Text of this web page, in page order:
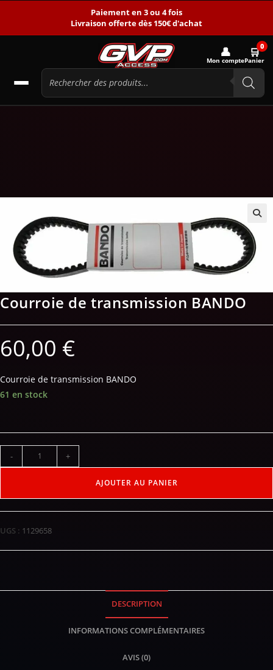
Paiement en 3 ou 4 fois
Livraison offerte dès 150€ d'achat
👤
Mon compte
🛒0
Panier
Courroie de transmission BANDO
60,00 €
Courroie de transmission BANDO
61 en stock
- +
AJOUTER AU PANIER
UGS : 1129658
DESCRIPTION
INFORMATIONS COMPLÉMENTAIRES
AVIS (0)